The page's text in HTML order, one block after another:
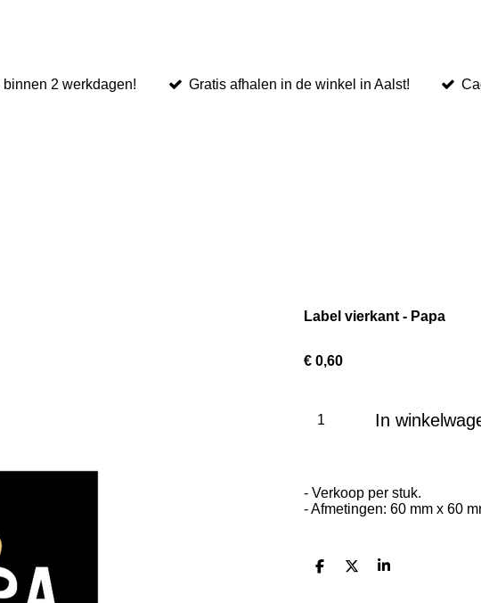
2 werkdagen! Gratis afhalen in de winkel in Aalst!
Label vierkant - Papa
€ 0,60
In
- Verkoop per stuk.
- Afmetingen: 60 mm x 60
D
D
S